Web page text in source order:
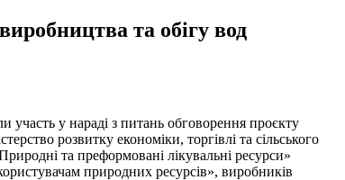
та обігу вод
участь у нараді з питань обговорення проєкту
розвитку економіки, торгівлі та сільського
та преформовані лікувальні ресурси»
природних ресурсів», виробників